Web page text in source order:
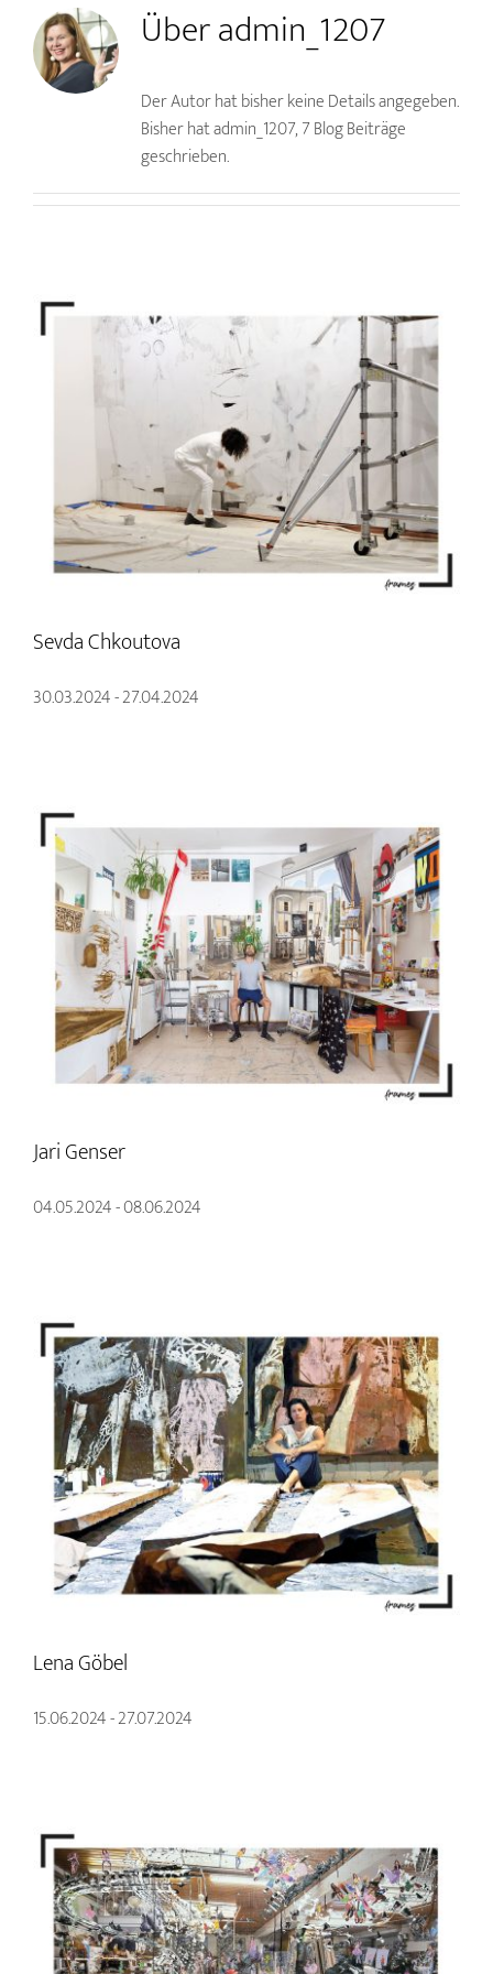
Überadmin_1207
Der Autor hat bisher keine Details angegeben.
Bisher hat admin_1207, 7 Blog Beiträge
geschrieben.
Sevda Chkoutova
30.03.2024 - 27.04.2024
Jari Genser
04.05.2024 - 08.06.2024
Lena Göbel
15.06.2024 - 27.07.2024